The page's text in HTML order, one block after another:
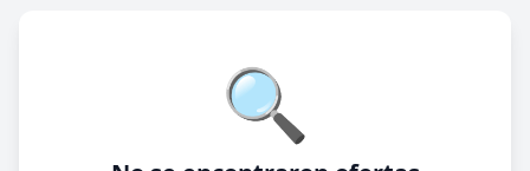
🔍 Buscar
Modalidad de trabajo🔍